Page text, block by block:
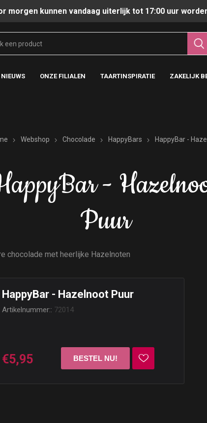
morgen kunnen vandaag uiterlijk tot 17:00 uur
NIEUWS ONZE FILIALEN TAARTINSPIRATIE ZAKELIJK
Webshop Chocolade HappyBars HappyBar -
-
Puur
chocolade met heerlijke Hazelnoten
HappyBar - Hazelnoot Puur
Artikelnummer:: 72014
€5,95